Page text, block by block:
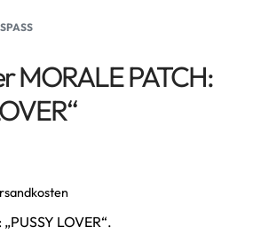
MORALE PATCH:
LOVER“.